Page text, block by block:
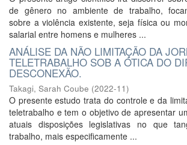
de gênero no ambiente de trabalho,
sobre a violência existente, seja física ou
salarial entre homens e mulheres ...
ANÁLISE DA NÃO LIMITAÇÃO DA
TELETRABALHO SOB A ÓTICA DO
DESCONEXÃO.
Takagi, Sarah Coube (2022-11)
O presente estudo trata do controle e da
teletrabalho e tem o objetivo de apresentar
atuais disposições legislativas no que
trabalho, mais especificamente ...